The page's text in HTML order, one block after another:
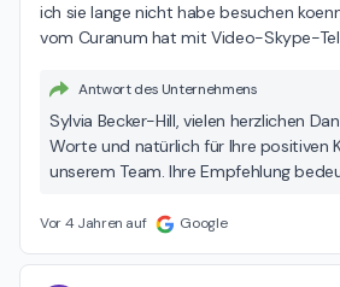
ich sie lange nicht habe besuchen
vom Curanum hat mit Video-Skype-
Antwort des Unternehmens
Sylvia Becker-Hill, vielen herzlichen
Worte und natürlich für Ihre positiven
unserem Team. Ihre Empfehlung
dafür, dass Sie sich die Zeit
von der Seniorenresidenz Curanum
Vor 4 Jahren auf Google